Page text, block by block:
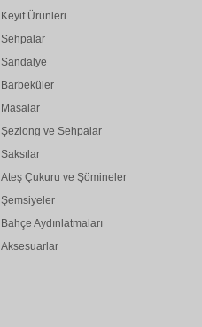
Keyif Ürünleri
Sehpalar
Sandalye
Barbeküler
Masalar
Şezlong ve Sehpalar
Saksılar
Ateş Çukuru ve Şömineler
Şemsiyeler
Bahçe Aydınlatmaları
Aksesuarlar